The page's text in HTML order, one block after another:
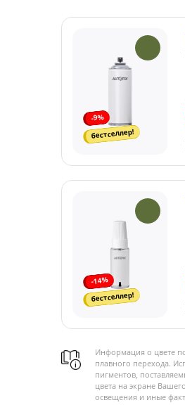
-9%
бестселлер!
-14%
бестселлер!
Информация о цвете
плавного перехода.
пигментов,
цвета на экране
освещения и иные